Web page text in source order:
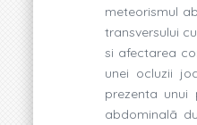
meteorismul
transversului
si afectarea
unei ocluzii
prezenta
abdominalã